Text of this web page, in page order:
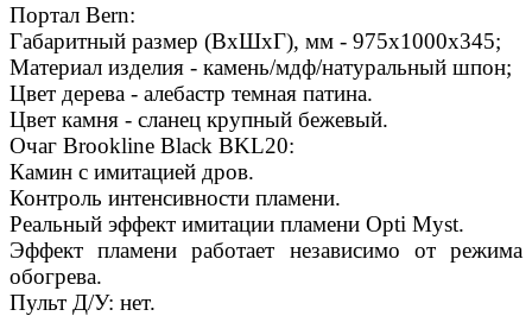
Портал Bern:
Габаритный размер (ВхШхГ), мм - 975х1000х345;
Материал изделия - камень/мдф/натуральный шпон;
Цвет дерева - алебастр темная патина.
Цвет камня - сланец крупный бежевый.
Очаг Brookline Black BKL20:
Камин с имитацией дров.
Контроль интенсивности пламени.
Реальный эффект имитации пламени Opti Myst.
Эффект пламени работает независимо от режима
обогрева.
Пульт Д/У: нет.